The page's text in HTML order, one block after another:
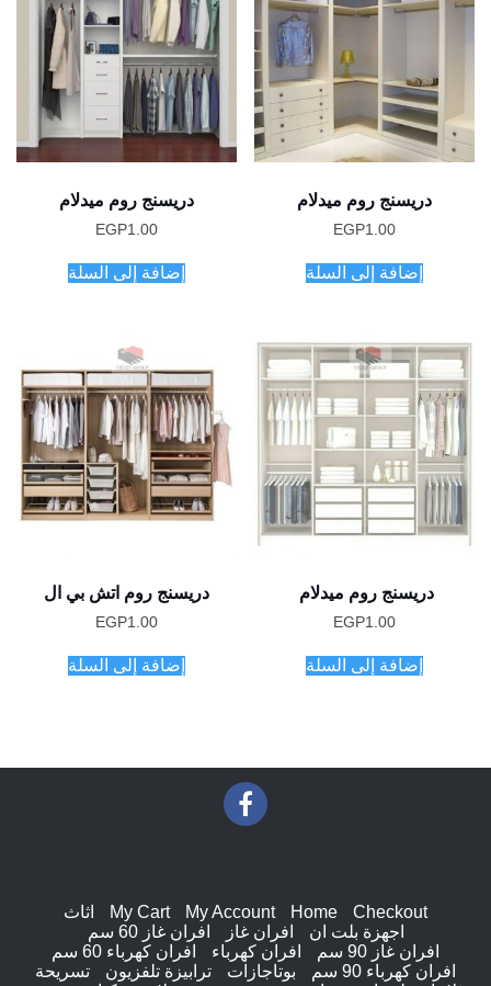
دريسنج روم ميدلام
EGP1.00
إضافة إلى السلة
دريسنج روم ميدلام
EGP1.00
إضافة إلى السلة
دريسنج روم ميدلام
EGP1.00
إضافة إلى السلة
دريسنج روم اتش بي ال
EGP1.00
إضافة إلى السلة
Checkout
Home
My Account
My Cart
اثاث
اجهزة بلت ان
افران غاز
افران غاز 60 سم
افران غاز 90 سم
افران كهرباء
افران كهرباء 60 سم
افران كهرباء 90 سم
بوتاجازات ترابيزة تلفزيون
تسريحة